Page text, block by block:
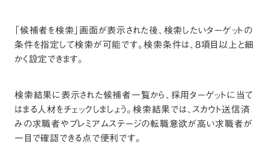
「候補者を検索」画面が表示された後、検索したいターゲットの
条件を指定して検索が可能です。検索条件は、8項目以上と細
かく設定できます。
検索結果に表示された候補者一覧から、採用ターゲットに当て
はまる人材をチェックしましょう。検索結果では、スカウト送信済
みの求職者やプレミアムステージの転職意欲が高い求職者が
一目で確認できる点で便利です。